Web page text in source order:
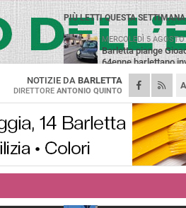
NOTIZIE DA BARLETTA
DIRETTORE ANTONIO QUINTO
PIÙ LETTI QUESTA SETTIMANA
MERCOLEDÌ 5 AGOSTO
Barletta piange
64enne barlettano
GIOVEDÌ 6 AGOSTO
Il ricordo di "Cecco",
sorriso: «Contava i
separavano dalla pensione»
MERCOLEDÌ 5 AGOSTO
Jova Summer Party,
sopralluogo
DOMENICA 2 AGOSTO
Beni confiscati alla
VENERDÌ 31 LUGLIO